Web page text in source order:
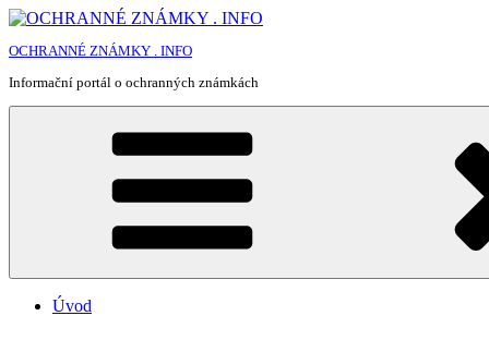
Přejít
obsahu
webu
OCHRANNÉ ZNÁMKY . INFO
Informační portál o ochranných známkách
Úvod